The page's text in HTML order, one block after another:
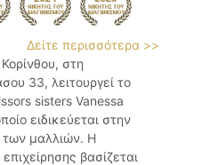
Δείτε περισσότερα >>
στη
33, λειτουργεί το
sisters Vanessa
ειδικεύεται στην
των μαλλιών. Η
βασίζεται